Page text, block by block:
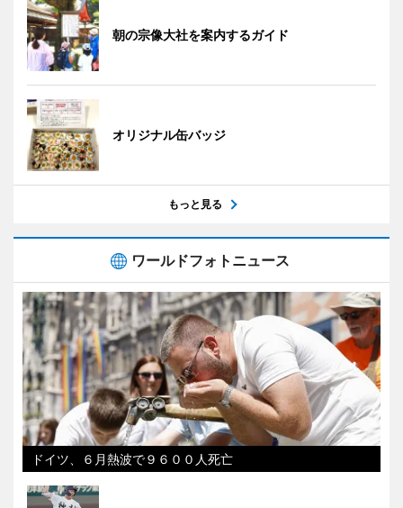
朝の宗像大社を案内するガイド
オリジナル缶バッジ
もっと見る
ワールドフォトニュース
ドイツ、６月熱波で９６００人死亡